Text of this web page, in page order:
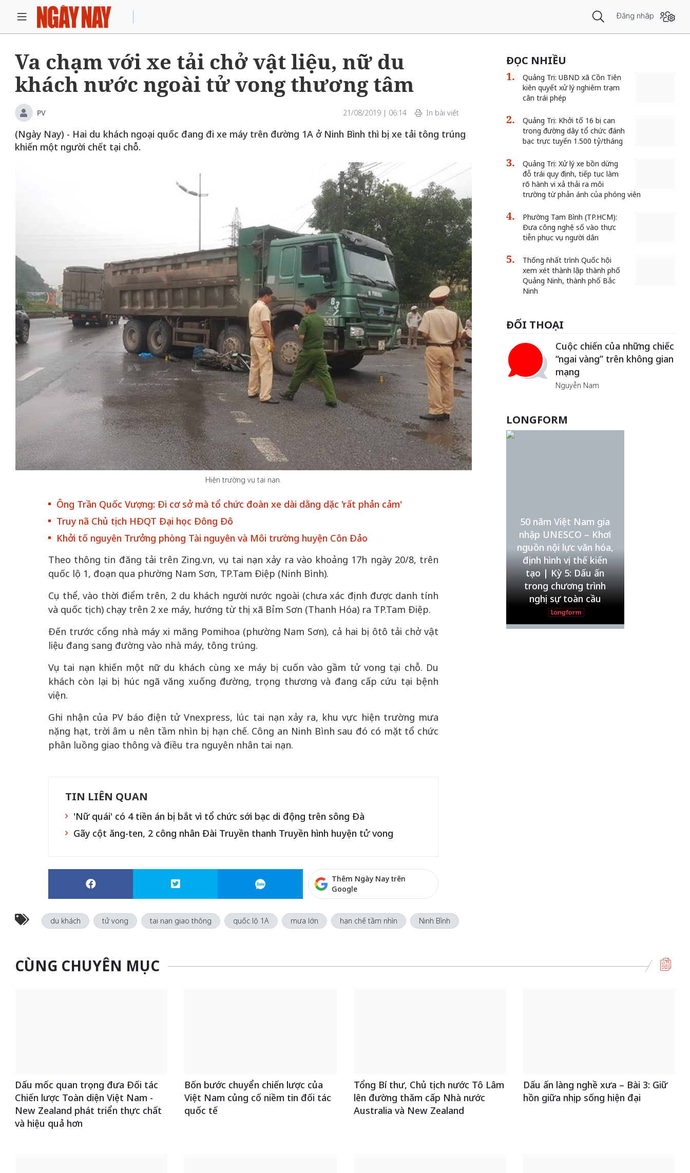
Đăng nhập
Va chạm với xe tải chở vật liệu, nữ du
khách nước ngoài tử vong thương tâm
PV 21/08/2019 | 06:14 In bài viết
(Ngày Nay) - Hai du khách ngoại quốc đang đi xe máy trên đường 1A ở Ninh Bình thì bị xe tải tông trúng
khiến một người chết tại chỗ.
Hiện trường vụ tai nạn.
Ông Trần Quốc Vượng: Đi cơ sở mà tổ chức đoàn xe dài dằng dặc 'rất phản cảm'
Truy nã Chủ tịch HĐQT Đại học Đông Đô
Khởi tố nguyên Trưởng phòng Tài nguyên và Môi trường huyện Côn Đảo
Theo thông tin đăng tải trên Zing.vn, vụ tai nạn xảy ra vào khoảng 17h ngày 20/8, trên
quốc lộ 1, đoạn qua phường Nam Sơn, TP.Tam Điệp (Ninh Bình).
Cụ thể, vào thời điểm trên, 2 du khách người nước ngoài (chưa xác định được danh tính
và quốc tịch) chạy trên 2 xe máy, hướng từ thị xã Bỉm Sơn (Thanh Hóa) ra TP.Tam Điệp.
Đến trước cổng nhà máy xi măng Pomihoa (phường Nam Sơn), cả hai bị ôtô tải chở vật
liệu đang sang đường vào nhà máy, tông trúng.
Vụ tai nạn khiến một nữ du khách cùng xe máy bị cuốn vào gầm tử vong tại chỗ. Du
khách còn lại bị húc ngã văng xuống đường, trọng thương và đang cấp cứu tại bệnh
viện.
Ghi nhận của PV báo điện tử Vnexpress, lúc tai nạn xảy ra, khu vực hiện trường mưa
nặng hạt, trời âm u nên tầm nhìn bị hạn chế. Công an Ninh Bình sau đó có mặt tổ chức
phân luồng giao thông và điều tra nguyên nhân tai nạn.
TIN LIÊN QUAN
'Nữ quái' có 4 tiền án bị bắt vì tổ chức sới bạc di động trên sông Đà
Gãy cột ăng-ten, 2 công nhân Đài Truyền thanh Truyền hình huyện tử vong
Thêm Ngày Nay trên
Google
du khách tử vong tai nạn giao thông quốc lộ 1A mưa lớn hạn chế tầm nhìn Ninh Bình
ĐỌC NHIỀU
Quảng Trị: UBND xã Cồn Tiên
kiên quyết xử lý nghiêm trạm
cân trái phép
Quảng Trị: Khởi tố 16 bị can
trong đường dây tổ chức đánh
bạc trực tuyến 1.500 tỷ/tháng
Quảng Trị: Xử lý xe bồn dừng
đỗ trái quy định, tiếp tục làm
rõ hành vi xả thải ra môi
trường từ phản ánh của phóng viên
Phường Tam Bình (TP.HCM):
Đưa công nghệ số vào thực
tiễn phục vụ người dân
Thống nhất trình Quốc hội
xem xét thành lập thành phố
Quảng Ninh, thành phố Bắc
Ninh
ĐỐI THOẠI
Cuộc chiến của những chiếc
“ngai vàng” trên không gian
mạng
Nguyễn Nam
Lê Hiền
Vẻ đẹp của khoa học nhân
văn
Lưu Nguyệt Linh
LONGFORM
50 năm Việt Nam gia
nhập UNESCO – Khơi
nguồn nội lực văn hóa,
định hình vị thế kiến
tạo | Kỳ 5: Dấu ấn
trong chương trình
nghị sự toàn cầu
nhập UNESCO: Khơi
nguồn nội lực văn hóa,
định hình vị thế kiến
CÙNG CHUYÊN MỤC
Dấu mốc quan trọng đưa Đối tác
Chiến lược Toàn diện Việt Nam -
New Zealand phát triển thực chất
và hiệu quả hơn
Bốn bước chuyển chiến lược của
Việt Nam củng cố niềm tin đối tác
quốc tế
Tổng Bí thư, Chủ tịch nước Tô Lâm
lên đường thăm cấp Nhà nước
Australia và New Zealand
Dấu ấn làng nghề xưa – Bài 3: Giữ
hồn giữa nhịp sống hiện đại